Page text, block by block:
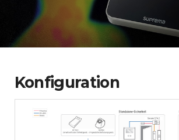
Konfiguration